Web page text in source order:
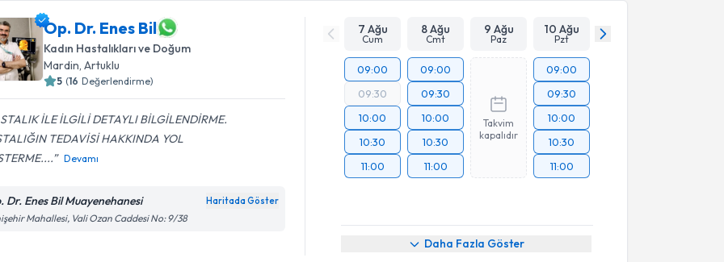
Op. Dr. Enes Bil
Kadın Hastalıkları ve Doğum
Mardin,Artuklu
5 (16 Değerlendirme)
İLE İLGİLİ DETAYLI BİLGİLENDİRME.
TEDAVİSİ HAKKINDA YOL
Devamı
Dr. Enes Bil Muayenehanesi Haritada Göster
Mahallesi, Vali Ozan Caddesi No: 9/38
7 Ağu
Cum
8 Ağu
Cmt
9 Ağu
Paz
10 Ağu
Pzt
09:00
09:30
10:00
10:30
11:00
09:00
09:30
10:00
10:30
11:00
Takvim
kapalıdır
09:00
09:30
10:00
10:30
11:00
Daha Fazla Göster